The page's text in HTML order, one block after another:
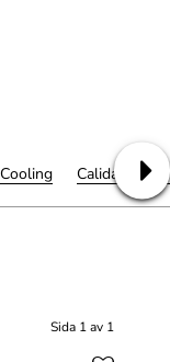
Calida
Sida 1 av 1